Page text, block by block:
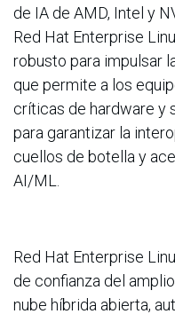
de IA de AMD, Intel y
Red Hat Enterprise
robusto para impulsar
que permite a los
críticas de hardware y
para garantizar la
cuellos de botella y
AI/ML.
Red Hat Enterprise
de confianza del
nube híbrida abierta,